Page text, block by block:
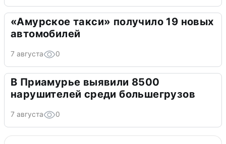
«Амурское такси» получило 19 новых
автомобилей
7 августа 0
В Приамурье выявили 8500
нарушителей среди большегрузов
7 августа 0